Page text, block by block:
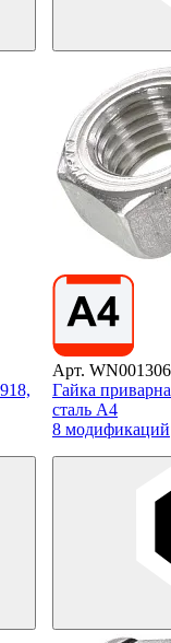
Арт.
Гайка
сталь А4
8 модификаций